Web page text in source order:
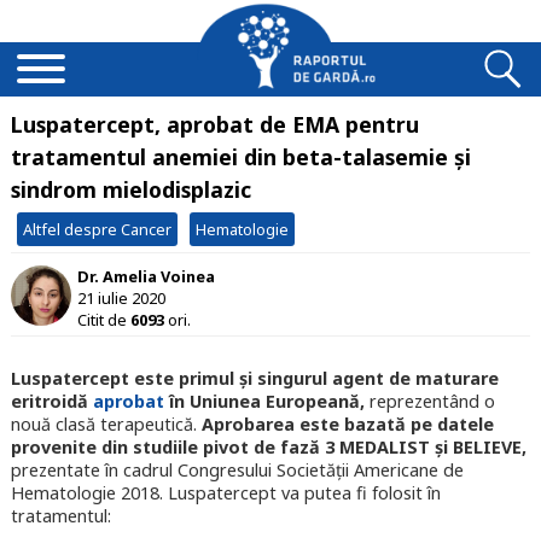
Luspatercept, aprobat de EMA pentru
tratamentul anemiei din beta-talasemie și
sindrom mielodisplazic
Altfel despre Cancer Hematologie
Dr. Amelia Voinea
21 iulie 2020
Citit de 6093ori.
Luspatercept este primul și singurul agent de maturare
eritroidă aprobat în Uniunea Europeană, reprezentând o
nouă clasă terapeutică. Aprobarea este bazată pe datele
provenite din studiile pivot de fază 3 MEDALIST și BELIEVE,
prezentate în cadrul Congresului Societății Americane de
Hematologie 2018. Luspatercept va putea fi folosit în
tratamentul: